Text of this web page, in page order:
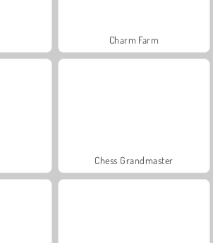
Charm Farm
Chess Grandmaster